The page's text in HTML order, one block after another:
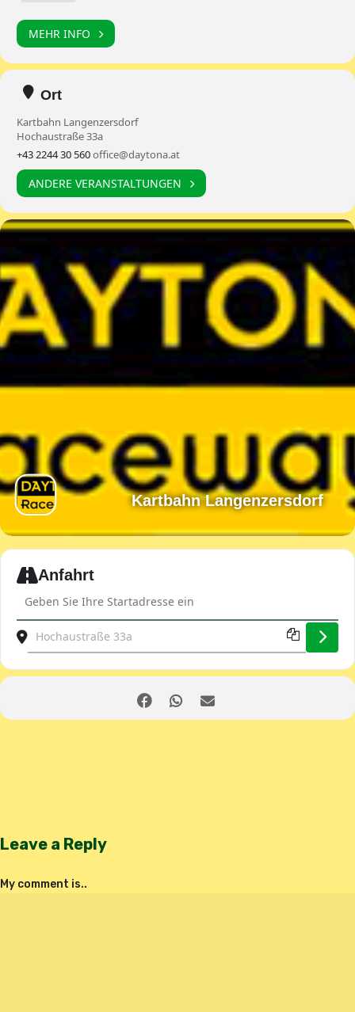
MEHR INFO
Ort
Kartbahn Langenzersdorf
Hochaustraße 33a
+43 2244 30 560office@daytona.at
ANDERE VERANSTALTUNGEN
Kartbahn Langenzersdorf
Expand
Anfahrt
Destination Address - JDOST Indoor-Kartmeisterschaft
Leave a Reply
My comment is..